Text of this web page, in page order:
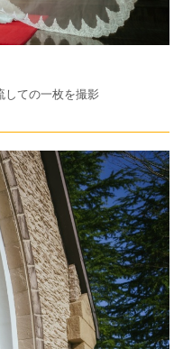
しての一枚を撮影